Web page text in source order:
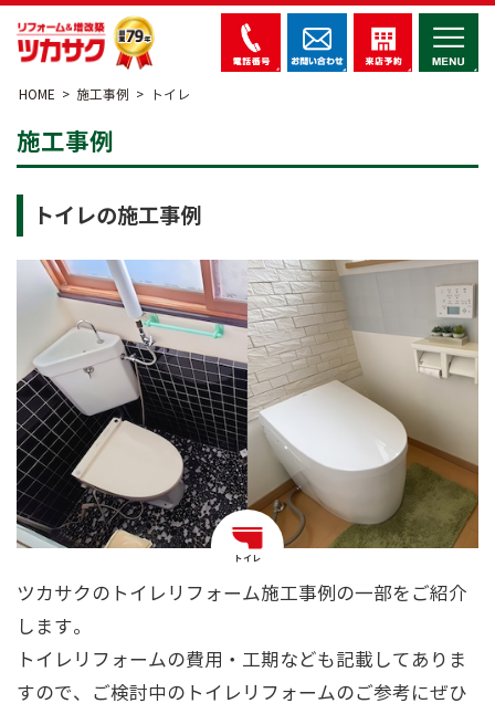
HOME 施工事例 トイレ
施工事例
トイレの施工事例
トイレ
ツカサクのトイレリフォーム施工事例の一部をご紹介
します。
トイレリフォームの費用・工期なども記載してありま
すので、ご検討中のトイレリフォームのご参考にぜひ